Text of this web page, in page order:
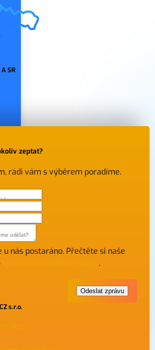
SR
zeptat?
rádi vám s výběrem poradíme.
*
udělat?
u nás postaráno. Přečtěte si naše
.
s.r.o.